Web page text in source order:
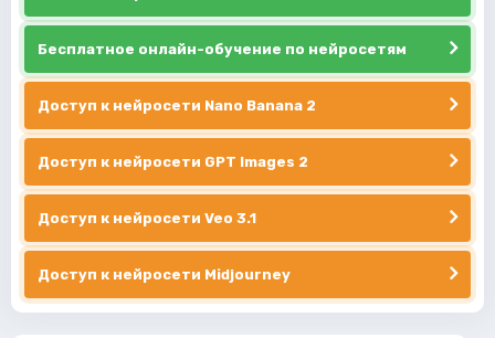
Бесплатное онлайн-обучение по нейросетям
Доступ к нейросети Nano Banana 2
Доступ к нейросети GPT Images 2
Доступ к нейросети Veo 3.1
Доступ к нейросети Midjourney